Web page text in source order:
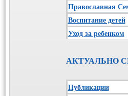
Православная
Воспитание детей
Уход за ребенком
АКТУАЛЬНО
Публикации